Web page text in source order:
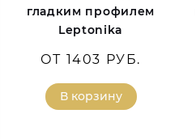
гладким профилем
Leptonika
ОТ 1403 РУБ.
В корзину